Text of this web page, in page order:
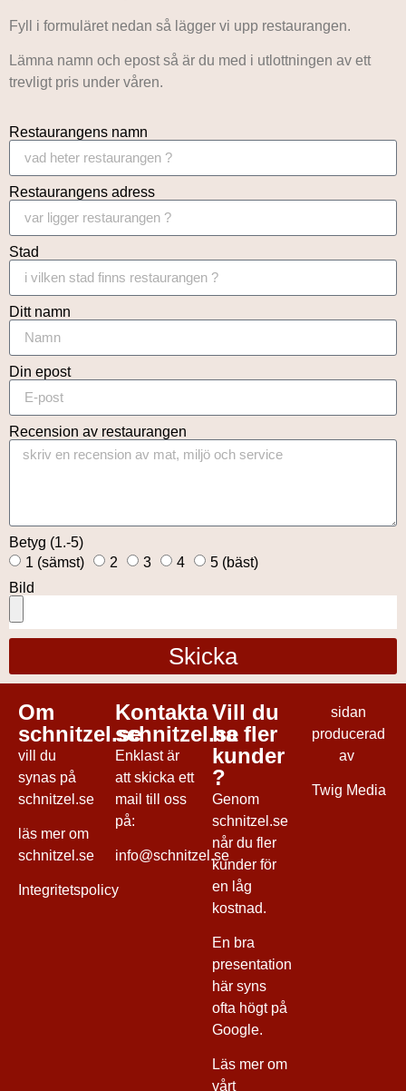
Fyll i formuläret nedan så lägger vi upp restaurangen.
Lämna namn och epost så är du med i utlottningen av ett
trevligt pris under våren.
Restaurangens namn
Restaurangens adress
Stad
Ditt namn
Din epost
Recension av restaurangen
Betyg (1.-5)
1 (sämst)
2 3 4
5 (bäst)
Bild
Skicka
Om
schnitzel.se
vill du
synas på
schnitzel.se
läs mer om
schnitzel.se
Integritetspolicy
Kontakta
schnitzel.se
Enklast är
att skicka ett
mail till oss
på:
info@schnitzel.se
Vill du
ha fler
kunder
?
Genom
schnitzel.se
når du fler
kunder för
en låg
kostnad.
En bra
presentation
här syns
ofta högt på
Google.
Läs mer om
vårt
sidan
producerad
av
Twig Media